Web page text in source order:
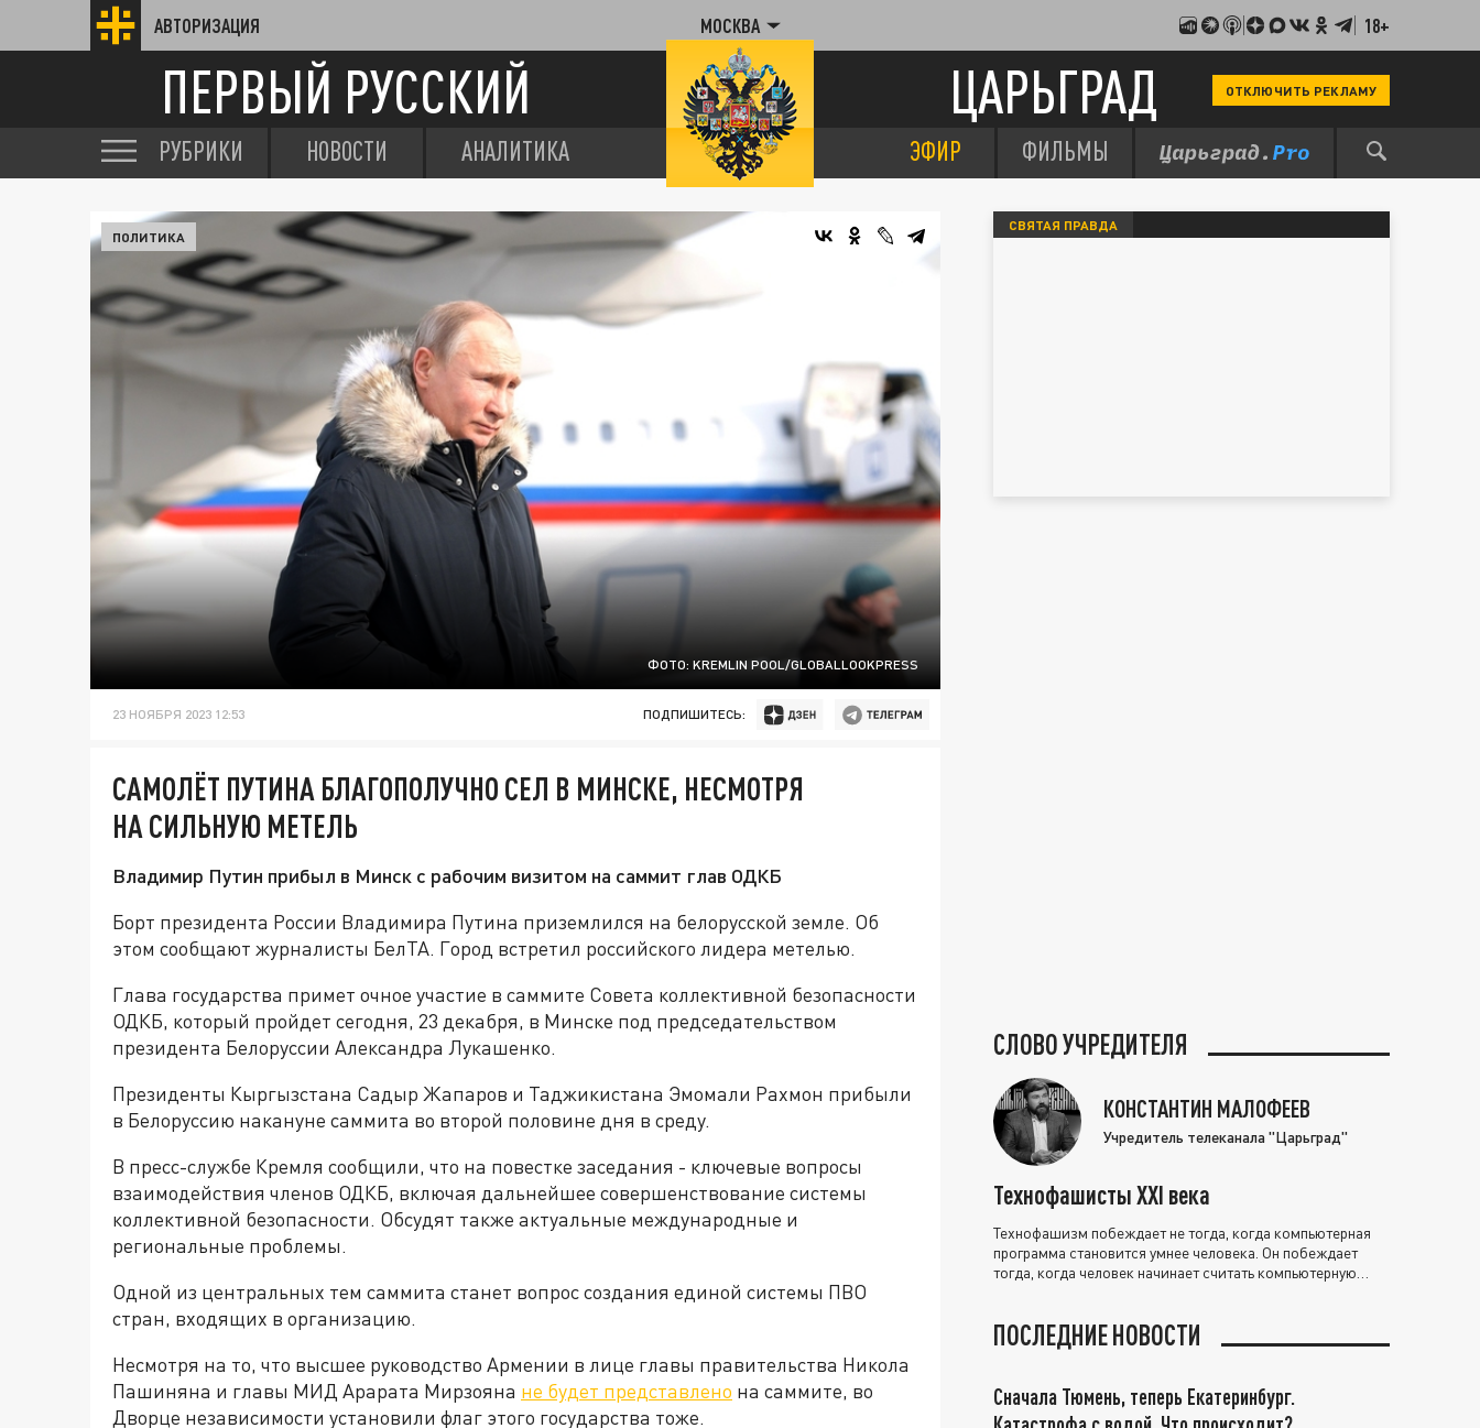
АВТОРИЗАЦИЯ МОСКВА 18+
ПЕРВЫЙ РУССКИЙ ЦАРЬГРАД ОТКЛЮЧИТЬ РЕКЛАМУ
РУБРИКИ НОВОСТИ АНАЛИТИКА ЭФИР ФИЛЬМЫ
ФОТО: KREMLIN POOL/GLOBALLOOKPRESS
ПОЛИТИКА
23 НОЯБРЯ 2023 12:53 ПОДПИШИТЕСЬ:
САМОЛЁТ ПУТИНА БЛАГОПОЛУЧНО СЕЛ В МИНСКЕ, НЕСМОТРЯ
НА СИЛЬНУЮ МЕТЕЛЬ
Владимир Путин прибыл в Минск с рабочим визитом на саммит глав ОДКБ
Борт президента России Владимира Путина приземлился на белорусской земле. Об
этом сообщают журналисты БелТА. Город встретил российского лидера метелью.
Глава государства примет очное участие в саммите Совета коллективной безопасности
ОДКБ, который пройдет сегодня, 23 декабря, в Минске под председательством
президента Белоруссии Александра Лукашенко.
Президенты Кыргызстана Садыр Жапаров и Таджикистана Эмомали Рахмон прибыли
в Белоруссию накануне саммита во второй половине дня в среду.
В пресс-службе Кремля сообщили, что на повестке заседания - ключевые вопросы
взаимодействия членов ОДКБ, включая дальнейшее совершенствование системы
коллективной безопасности. Обсудят также актуальные международные и
региональные проблемы.
Одной из центральных тем саммита станет вопрос создания единой системы ПВО
стран, входящих в организацию.
Несмотря на то, что высшее руководство Армении в лице главы правительства Никола
Пашиняна и главы МИД Арарата Мирзояна не будет представлено на саммите, во
Дворце независимости установили флаг этого государства тоже.
СВЯТАЯ ПРАВДА
СЛОВО УЧРЕДИТЕЛЯ
КОНСТАНТИН МАЛОФЕЕВ
Учредитель телеканала "Царьград"
Технофашисты XXI века
Технофашизм побеждает не тогда, когда компьютерная
программа становится умнее человека. Он побеждает
тогда, когда человек начинает считать компьютерную
ПОСЛЕДНИЕ НОВОСТИ
Сначала Тюмень, теперь Екатеринбург.